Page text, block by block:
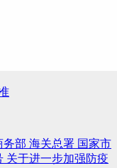
部 海关总署 国家市
关于进一步加强防疫